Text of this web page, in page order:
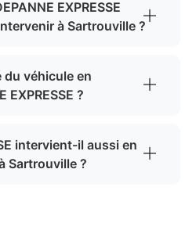
EXPRESSE
à Sartrouville ?
du véhicule en
EXPRESSE ?
intervient-il aussi en
Sartrouville ?